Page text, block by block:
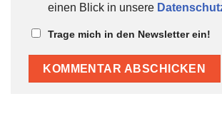
einen Blick in unsere
Trage mich in den Newsletter ein!